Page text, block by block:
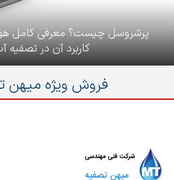
پرشروسل چیست؟ معرفی کامل
کاربرد آن در تصفیه
فروش ویژه میهن